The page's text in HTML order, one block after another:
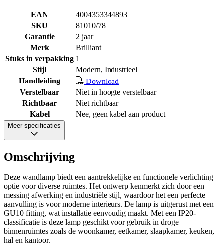
EAN
4004353344893
SKU
81010/78
Garantie
2 jaar
Merk
Brilliant
Stuks in verpakking 1
Stijl
Modern, Industrieel
Handleiding
Download
Verstelbaar
Niet in hoogte verstelbaar
Richtbaar
Niet richtbaar
Kabel
Nee, geen kabel aan product
Meer specificaties
Omschrijving
Deze wandlamp biedt een aantrekkelijke en functionele verlichting
optie voor diverse ruimtes. Het ontwerp kenmerkt zich door een
messing afwerking en industriële stijl, waardoor het een perfecte
aanvulling is voor moderne interieurs. De lamp is uitgerust met een
GU10 fitting, wat installatie eenvoudig maakt. Met een IP20-
classificatie is deze lamp geschikt voor gebruik in droge
binnenruimtes zoals de woonkamer, eetkamer, slaapkamer, keuken,
hal en kantoor.